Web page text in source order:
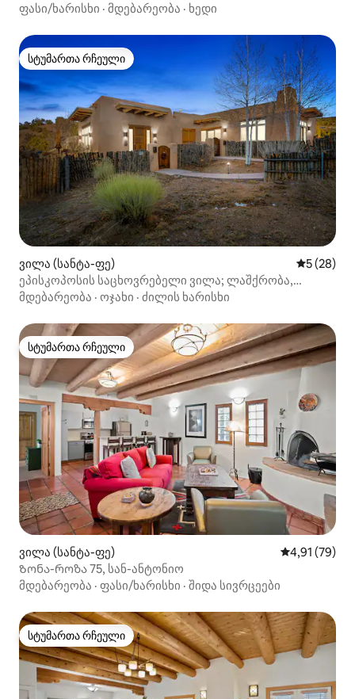
ფასი/ხარისხი · მდებარეობა · ხედი
სტუმართა რჩეული
სტუმართა რჩეული
ვილა (სანტა-ფე) საშუალო
5 (28)
ეპისკოპოსის საცხოვრებელი ვილა; ლაშქრობა,
ხედები
მდებარეობა · ოჯახი · ძილის ხარისხი
სტუმართა რჩეული
სტუმართა რჩეული
ვილა (სანტა-ფე) საშუალო
4,91 (79)
Ზონა-როზა 75, სან-ანტონიო
მდებარეობა · ფასი/ხარისხი · შიდა სივრცეები
სტუმართა რჩეული
სტუმართა რჩეული